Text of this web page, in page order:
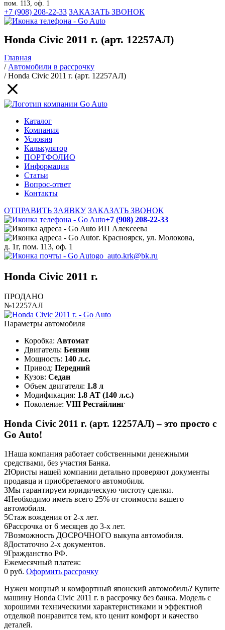
пом. 113, оф. 1
+7 (908) 208-22-33 ЗАКАЗАТЬ ЗВОНОК
Honda Civic 2011 г. (арт. 12257АЛ)
Главная
/Автомобили в рассрочку
/Honda Civic 2011 г. (арт. 12257АЛ)
Каталог
Компания
Условия
Калькулятор
ПОРТФОЛИО
Информация
Статьи
Вопрос-ответ
Контакты
ОТПРАВИТЬ ЗАЯВКУ ЗАКАЗАТЬ ЗВОНОК
+7 (908) 208-22-33
ИП Алексеева
г. Красноярск, ул. Молокова,
д. 1г, пом. 113, оф. 1
go_auto.krk@bk.ru
Honda Civic 2011 г.
ПРОДАНО
№12257АЛ
Параметры автомобиля
Коробка: Автомат
Двигатель: Бензин
Мощность: 140 л.с.
Привод: Передний
Кузов: Седан
Объем двигателя: 1.8 л
Модификация: 1.8 AT (140 л.с.)
Поколение: VIII Рестайлинг
Honda Civic 2011 г. (арт. 12257АЛ) – это просто с
Go Auto!
1Наша компания работает собственными денежными
средствами, без участия Банка.
2Юристы нашей компании детально проверяют документы
продавца и приобретаемого автомобиля.
3Мы гарантируем юридическую чистоту сделки.
4Необходимо иметь всего 25% от стоимости вашего
автомобиля.
5Стаж вождения от 2-х лет.
6Рассрочка от 6 месяцев до 3-х лет.
7Возможность ДОСРОЧНОГО выкупа автомобиля.
8Достаточно 2-х документов.
9Гражданство РФ.
Ежемесячный платеж:
0 руб. Оформить рассрочку
Нужен мощный и комфортный японский автомобиль? Купите
машину Honda Civic 2011 г. в рассрочку без банка. Модель с
хорошими техническими характеристиками и эффектной
отделкой понравится тем, кто ценит комфорт и качество
деталей.